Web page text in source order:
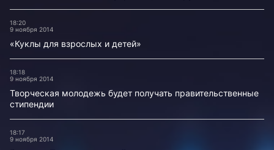
18:20
9 ноября 2014
«Куклы для взрослых и детей»
18:18
9 ноября 2014
Творческая молодежь будет получать правительственные
стипендии
18:17
9 ноября 2014